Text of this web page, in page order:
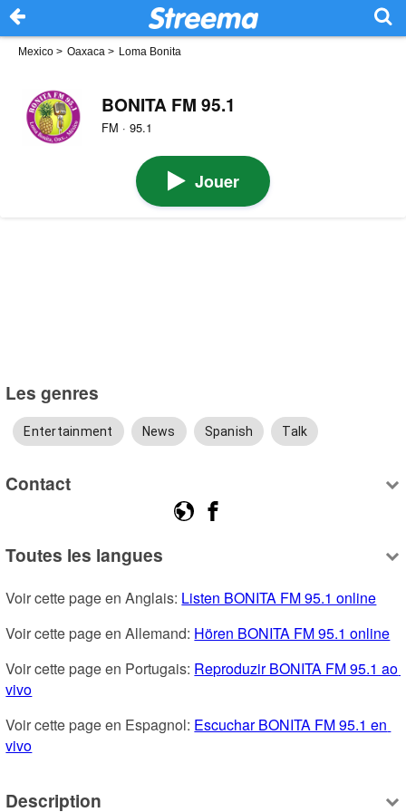
Mexico > Oaxaca > Loma Bonita
BONITA FM 95.1
FM · 95.1
Jouer
Les genres
Entertainment News Spanish Talk
Contact
Toutes les langues
Voir cette page en Anglais: Listen BONITA FM 95.1 online
Voir cette page en Allemand: Hören BONITA FM 95.1 online
Voir cette page en Portugais: Reproduzir BONITA FM 95.1 ao
vivo
Voir cette page en Espagnol: Escuchar BONITA FM 95.1 en
vivo
Description